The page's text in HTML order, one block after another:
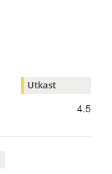
Utkast
4.5